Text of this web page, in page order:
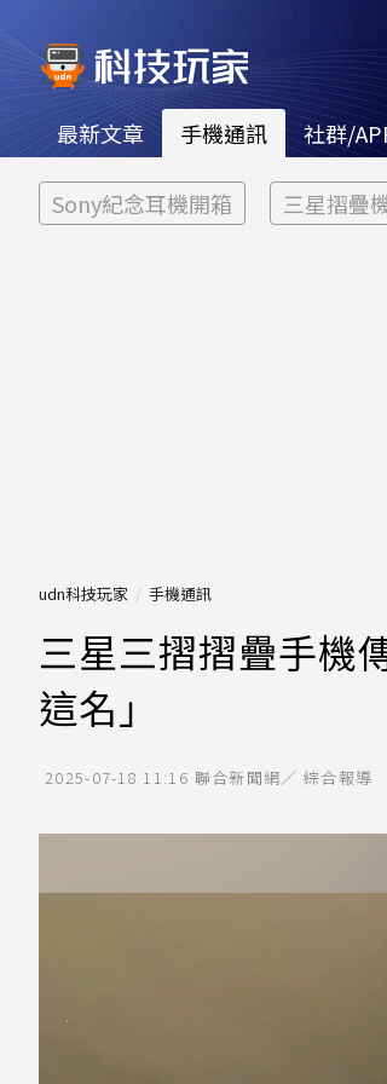
最新文章 手機通訊 社群/
Sony紀念耳機開箱 三星摺疊
udn科技玩家 手機通訊
三星三摺摺疊手機
這名」
2025-07-18 11:16 聯合新聞網／ 綜合報導